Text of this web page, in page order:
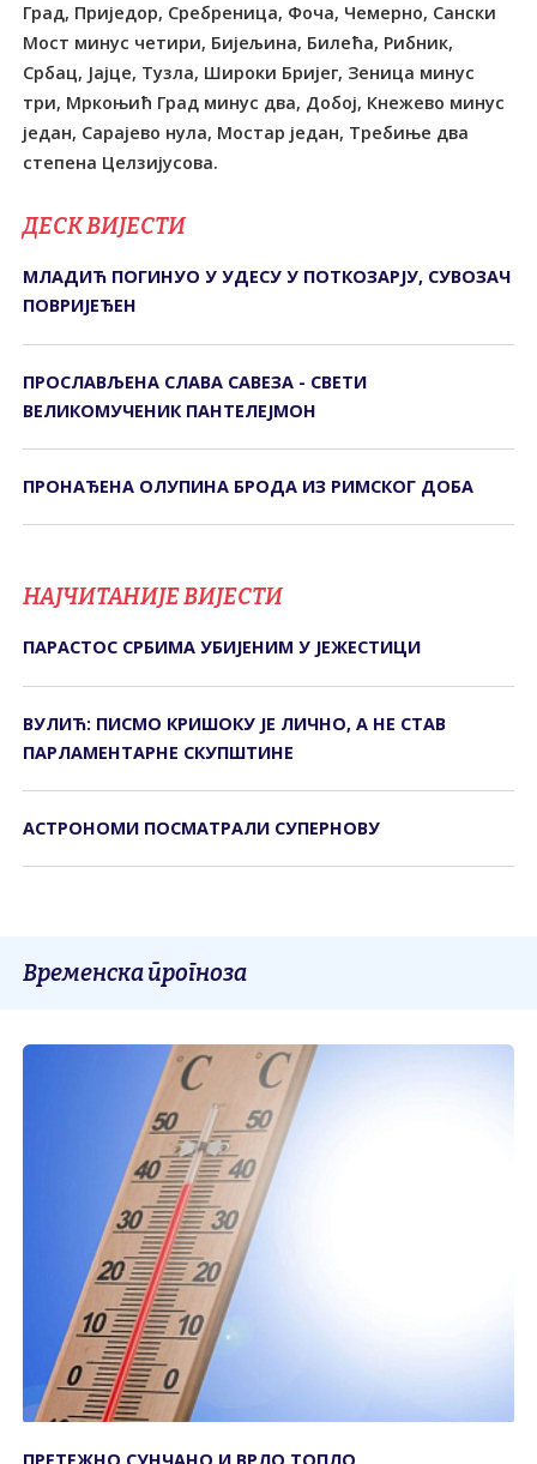
Град, Приједор, Сребреница, Фоча, Чемерно, Сански
Мост минус четири, Бијељина, Билећа, Рибник,
Србац, Јајце, Тузла, Широки Бријег, Зеница минус
три, Мркоњић Град минус два, Добој, Кнежево минус
један, Сарајево нула, Мостар један, Требиње два
степена Целзијусова.
ДЕСК ВИЈЕСТИ
МЛАДИЋ ПОГИНУО У УДЕСУ У ПОТКОЗАРЈУ, СУВОЗАЧ
ПОВРИЈЕЂЕН
ПРОСЛАВЉЕНА СЛАВА САВЕЗА - СВЕТИ
ВЕЛИКОМУЧЕНИК ПАНТЕЛЕЈМОН
ПРОНАЂЕНА ОЛУПИНА БРОДА ИЗ РИМСКОГ ДОБА
НАЈЧИТАНИЈЕ ВИЈЕСТИ
ПАРАСТОС СРБИМА УБИЈЕНИМ У ЈЕЖЕСТИЦИ
ВУЛИЋ: ПИСМО КРИШОКУ ЈЕ ЛИЧНО, А НЕ СТАВ
ПАРЛАМЕНТАРНЕ СКУПШТИНЕ
АСТРОНОМИ ПОСМАТРАЛИ СУПЕРНОВУ
Временска прогноза